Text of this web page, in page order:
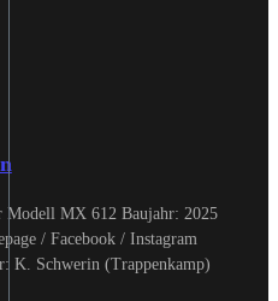
Modell MX 612 Baujahr: 2025
/ Facebook / Instagram
K. Schwerin (Trappenkamp)